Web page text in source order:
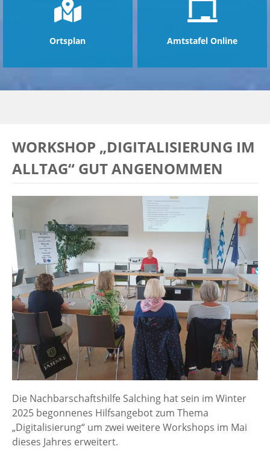
Ortsplan Amtstafel Online
WORKSHOP „DIGITALISIERUNG IM
ALLTAG“ GUT ANGENOMMEN
Die Nachbarschaftshilfe Salching hat sein im Winter
2025 begonnenes Hilfsangebot zum Thema
„Digitalisierung“ um zwei weitere Workshops im Mai
dieses Jahres erweitert.